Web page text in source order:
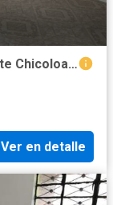
Departamento en Renta en San Vicente Chicoloapan
Ver en detalle